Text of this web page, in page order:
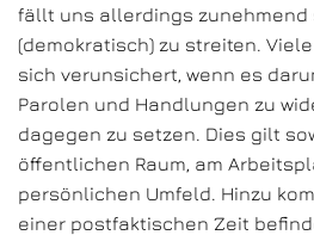
fällt uns allerdings zunehmend
(demokratisch) zu streiten.
sich verunsichert, wenn es
Parolen und Handlungen zu
dagegen zu setzen. Dies gilt
öffentlichen Raum, am
persönlichen Umfeld. Hinzu
einer postfaktischen Zeit